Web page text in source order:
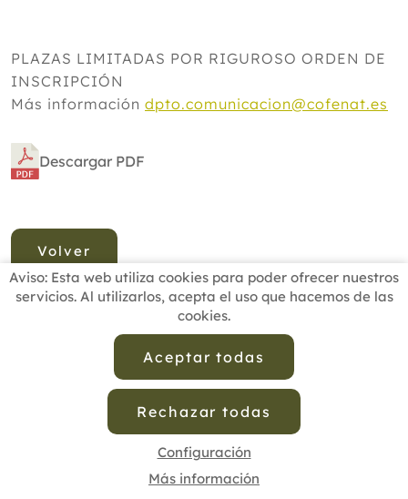
PLAZAS LIMITADAS POR RIGUROSO ORDEN DE
INSCRIPCIÓN
Más información dpto.comunicacion@cofenat.es
Descargar PDF
Volver
Aviso: Esta web utiliza cookies para poder ofrecer nuestros
servicios. Al utilizarlos, acepta el uso que hacemos de las
cookies.
Aceptar todas
Rechazar todas
Configuración
Más información
BUSCADOR PROFESIONALES
ESCUELAS RECOMENDADAS
CONTACTO
Política de Privacidad de Datos
Política de Calidad
Política de Cookies
Configuración de Cookies
© 2025 - Diseño y programación por